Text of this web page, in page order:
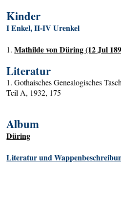
Kinder
I Enkel, II-IV Urenkel
1.Mathilde von Düring (12 Jul
Literatur
1. Gothaisches Genealogisches
Teil A, 1932, 175
Album
Düring
Literatur und